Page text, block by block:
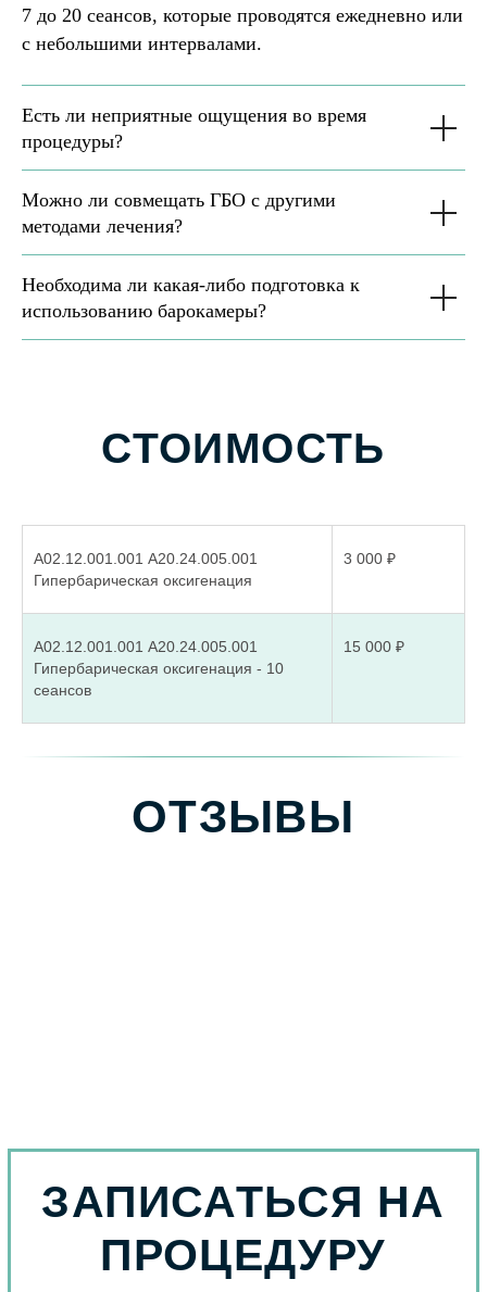
7 до 20 сеансов, которые проводятся ежедневно или
с небольшими интервалами.
Есть ли неприятные ощущения во время
процедуры?
Можно ли совмещать ГБО с другими
методами лечения?
Необходима ли какая-либо подготовка к
использованию барокамеры?
А02.12.001.001 A20.24.005.001
Гипербарическая оксигенация
3 000 ₽
А02.12.001.001 A20.24.005.001
Гипербарическая оксигенация - 10
сеансов
15 000 ₽
НЕОБХОДИМА КОНСУЛЬТАЦИЯ
Правовая информация